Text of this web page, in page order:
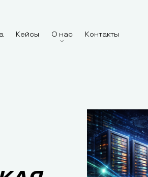
Кейсы О нас Контакты